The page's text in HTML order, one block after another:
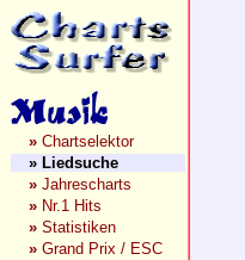
» Chartselektor
» Liedsuche
» Jahrescharts
» Nr.1 Hits
» Statistiken
» Grand Prix / ESC